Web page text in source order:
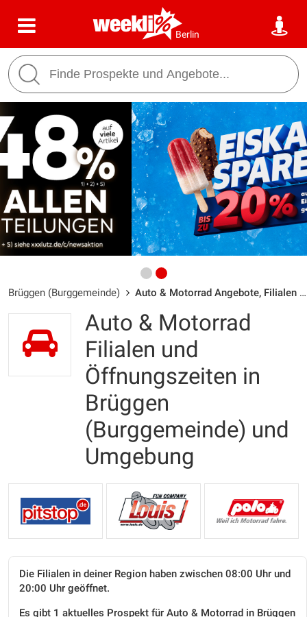
Berlin
Brüggen (Burggemeinde) Auto & Motorrad Angebote, Filialen & Öffnungszeiten
Auto & Motorrad
Filialen und
Öffnungszeiten in
Brüggen
(Burggemeinde) und
Umgebung
Die Filialen in deiner Region haben zwischen 08:00 Uhr und
20:00 Uhr geöffnet.
Es gibt 1 aktuelles Prospekt für Auto & Motorrad in Brüggen